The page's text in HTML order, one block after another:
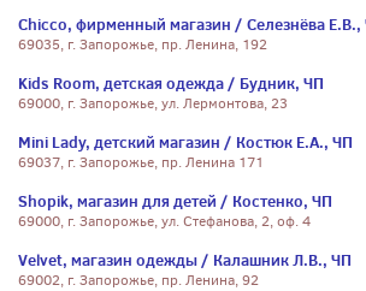
Chicco, фирменный магазин / Селезнёва Е.В.,
69035, г. Запорожье, пр. Ленина, 192
Kids Room, детская одежда / Будник, ЧП
69000, г. Запорожье, ул. Лермонтова, 23
Mini Lady, детский магазин / Костюк Е.А., ЧП
69037, г. Запорожье, пр. Ленина 171
Shopik, магазин для детей / Костенко, ЧП
69000, г. Запорожье, ул. Стефанова, 2, оф. 4
Velvet, магазин одежды / Калашник Л.В., ЧП
69002, г. Запорожье, пр. Ленина, 92